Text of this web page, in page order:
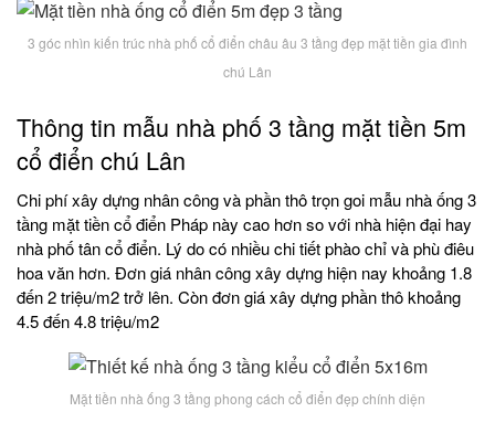
3 góc nhìn kiến trúc nhà phố cổ điển châu âu 3 tầng đẹp mặt tiền gia đình
chú Lân
Thông tin mẫu nhà phố 3 tầng mặt tiền 5m
cổ điển chú Lân
Chi phí xây dựng nhân công và phần thô trọn goi mẫu nhà ống 3
tầng mặt tiền cổ điển Pháp này cao hơn so với nhà hiện đại hay
nhà phố tân cổ điển. Lý do có nhiều chi tiết phào chỉ và phù điêu
hoa văn hơn. Đơn giá nhân công xây dựng hiện nay khoảng 1.8
đến 2 triệu/m2 trở lên. Còn đơn giá xây dựng phần thô khoảng
4.5 đến 4.8 triệu/m2
Mặt tiền nhà ống 3 tầng phong cách cổ điển đẹp chính diện